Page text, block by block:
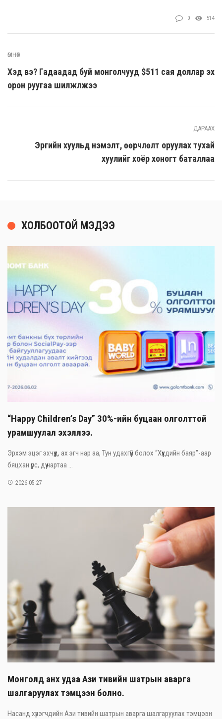
0 514
ӨМНӨХ
Хэд вэ? Гадаадад буй монголчууд $511 сая доллар эх
орон руугаа шилжүүлжээ
ДАРААХ
Эрүүгийн хуульд нэмэлт, өөрчлөлт оруулах тухай
хуулийг хоёр хоногт баталлаа
ХОЛБООТОЙ МЭДЭЭ
“Happy Children’s Day” 30%-ийн буцаан олголттой
урамшуулал эхэллээ.
Эрхэм эцэг эхчүүд, ах эгч нар аа, Тун удахгүй болох “Хүүхдийн баяр”-аар
бяцхан үрс, дүү нартаа ...
2026-05-27
Монголд анх удаа Ази тивийн шатрын аварга
шалгаруулах тэмцээн болно.
Насанд хүрэгчдийн Ази тивийн шатрын аварга шалгаруулах тэмцээн